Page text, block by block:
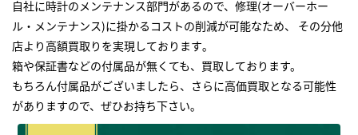
自社に時計のメンテナンス部門があるので、修理(オーバーホー
ル・メンテナンス)に掛かるコストの削減が可能なため、 その分他
店より高額買取りを実現しております｡
箱や保証書などの付属品が無くても、買取しております。
もちろん付属品がございましたら、さらに高価買取となる可能性
がありますので、ぜひお持ち下さい｡